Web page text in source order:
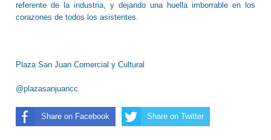
referente de la industria, y dejando una huella imborrable en los
corazones de todos los asistentes.
Plaza San Juan Comercial y Cultural
@plazasanjuancc
Share on Facebook Share on Twitter